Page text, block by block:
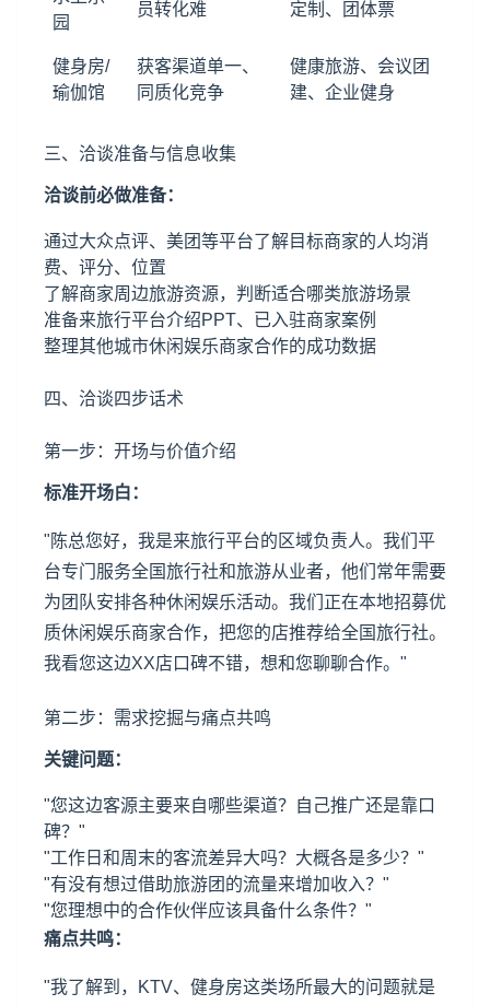
园
员转化难
定制、团体票
健身房/
瑜伽馆
获客渠道单一、
同质化竞争
健康旅游、会议团
建、企业健身
三、洽谈准备与信息收集
洽谈前必做准备：
通过大众点评、美团等平台了解目标商家的人均消
费、评分、位置
了解商家周边旅游资源，判断适合哪类旅游场景
准备来旅行平台介绍PPT、已入驻商家案例
整理其他城市休闲娱乐商家合作的成功数据
四、洽谈四步话术
第一步：开场与价值介绍
标准开场白：
"陈总您好，我是来旅行平台的区域负责人。我们平
台专门服务全国旅行社和旅游从业者，他们常年需要
为团队安排各种休闲娱乐活动。我们正在本地招募优
质休闲娱乐商家合作，把您的店推荐给全国旅行社。
我看您这边XX店口碑不错，想和您聊聊合作。"
第二步：需求挖掘与痛点共鸣
关键问题：
"您这边客源主要来自哪些渠道？自己推广还是靠口
碑？"
"工作日和周末的客流差异大吗？大概各是多少？"
"有没有想过借助旅游团的流量来增加收入？"
"您理想中的合作伙伴应该具备什么条件？"
痛点共鸣：
"我了解到，KTV、健身房这类场所最大的问题就是